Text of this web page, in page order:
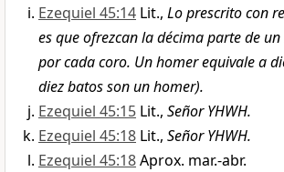
Ezequiel 45:14 Lit., Lo prescrito con
es que ofrezcan la décima parte de
por cada coro. Un homer equivale a
diez batos son un homer).
Ezequiel 45:15 Lit., Señor YHWH.
Ezequiel 45:18 Lit., Señor YHWH.
Ezequiel 45:18Aprox. mar.-abr.